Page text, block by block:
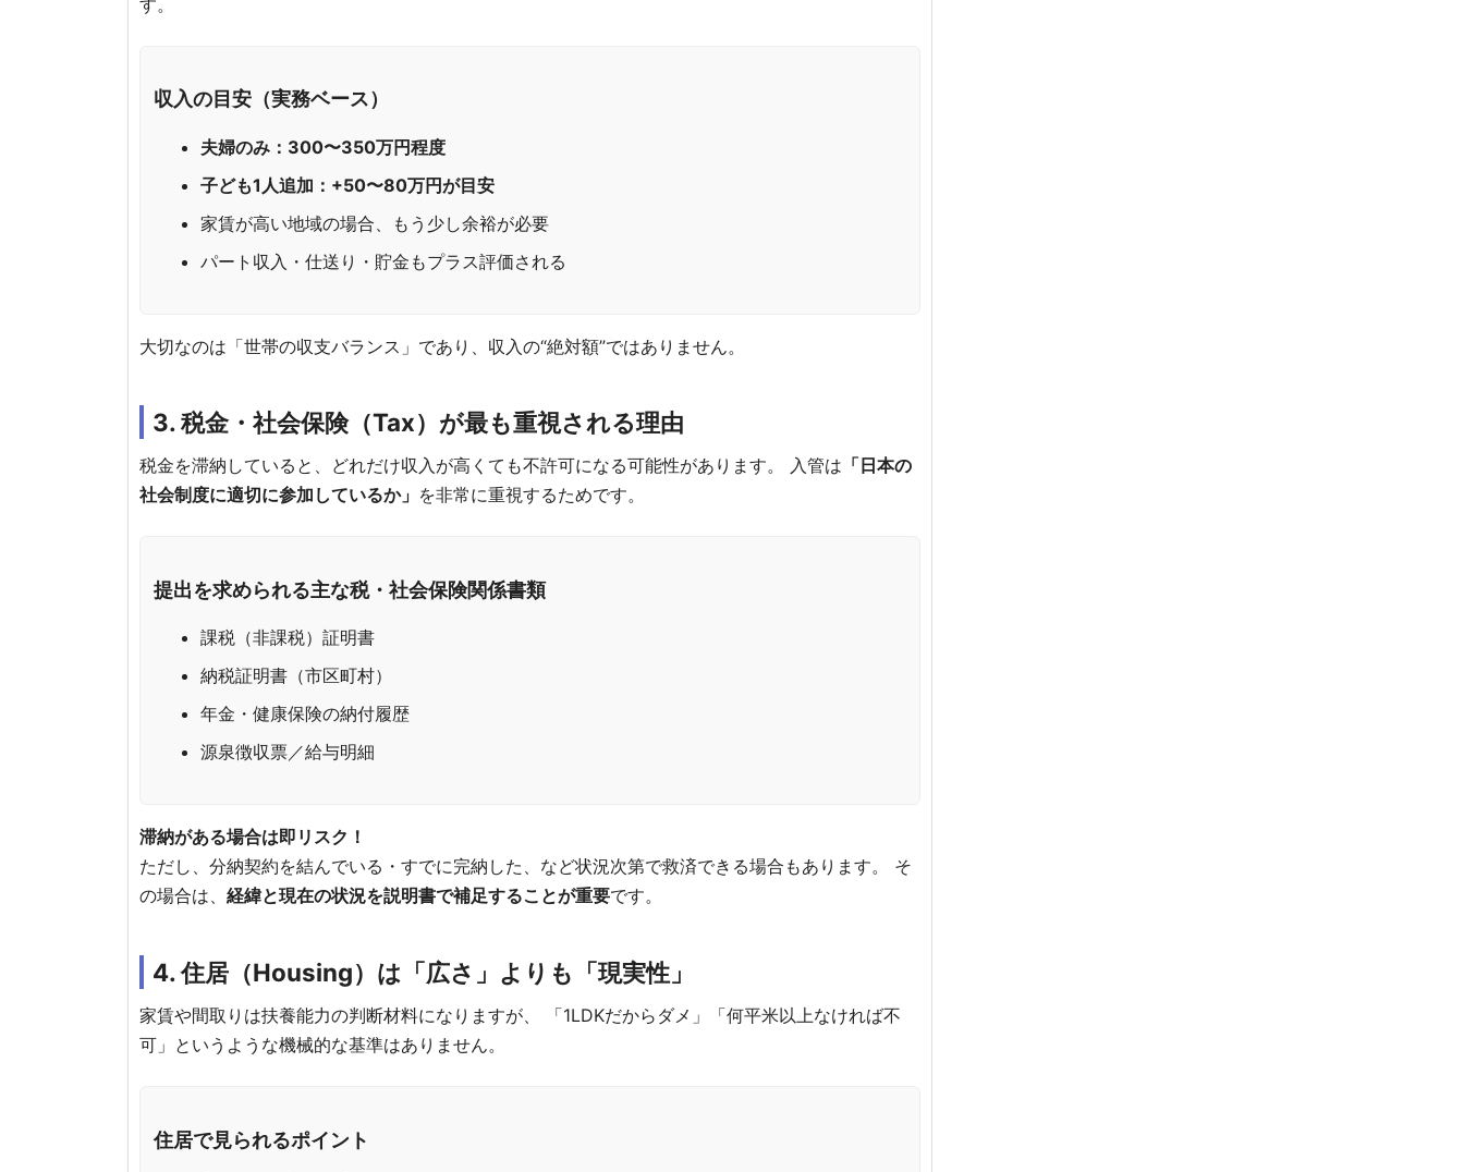
収入の目安（実務ベース）
夫婦のみ：300〜350万円程度
子ども1人追加：+50〜80万円が目安
家賃が高い地域の場合、もう少し余裕が必要
パート収入・仕送り・貯金もプラス評価される
大切なのは「世帯の収支バランス」であり、収入の“絶対額”ではありません。
3. 税金・社会保険（Tax）が最も重視される理由
税金を滞納していると、どれだけ収入が高くても不許可になる可能性があります。 入管は 「日本の
社会制度に適切に参加しているか」 を非常に重視するためです。
提出を求められる主な税・社会保険関係書類
課税（非課税）証明書
納税証明書（市区町村）
年金・健康保険の納付履歴
源泉徴収票／給与明細
滞納がある場合は即リスク！
ただし、分納契約を結んでいる・すでに完納した、など状況次第で救済できる場合もあります。 そ
の場合は、 経緯と現在の状況を説明書で補足することが重要です。
4. 住居（Housing）は「広さ」よりも「現実性」
家賃や間取りは扶養能力の判断材料になりますが、 「1LDKだからダメ」「何平米以上なければ不
可」というような機械的な基準はありません。
住居で見られるポイント